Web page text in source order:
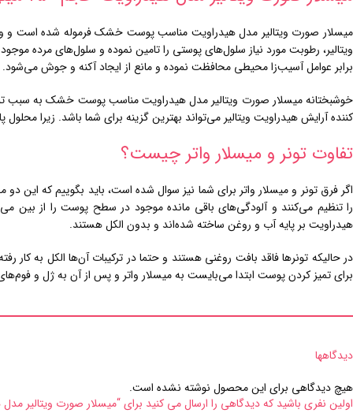
میسلار صورت ویتالیر مدل هیدراویت مناسب پوست خشک فرموله شده است و
ویتالیر، رطوبت مورد نیاز سلول‌های پوستی را تامین نموده و سلول‌های مرده
برابر عوامل آسیب‌زا محیطی محافظت نموده و مانع از ایجاد آکنه و جوش می‌شود.
خوشبختانه میسلار صورت ویتالیر مدل هیدراویت مناسب پوست خشک به سبب
کننده آرایش هیدراویت ویتالیر می‌تواند بهترین گزینه برای شما باشد. زیرا
تفاوت تونر و میسلار واتر چیست؟
را تنظیم می‌کنند و آلودگی‌های باقی مانده موجود در سطح پوست را از بین
هیدراویت بر پایه آب و روغن ساخته شده‌اند و بدون الکل هستند.
در حالیکه تونرها فاقد بافت روغنی هستند و حتما در ترکیبات آن‌ها الکل به
برای تمیز کردن پوست ابتدا می‌بایست به میسلار واتر و پس از آن به ژل و
دیدگاهها
هیچ دیدگاهی برای این محصول نوشته نشده است.
اولین نفری باشید که دیدگاهی را ارسال می کنید برای “میسلار صورت ویتالیر مدل هیدراویت